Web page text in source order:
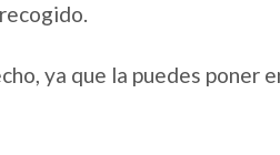
ya que la puedes poner